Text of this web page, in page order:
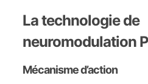
La technologie de
neuromodulation
Mécanisme d’action